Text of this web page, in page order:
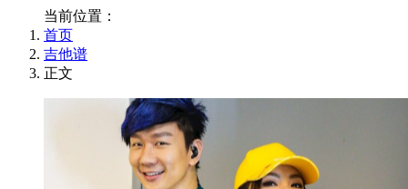
当前位置：
首页
吉他谱
正文